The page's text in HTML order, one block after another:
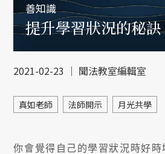
善知識
提升學習狀況的秘訣
2021-02-23 ｜ 聞法教室編輯室
真如老師 法師開示 月光共學
你會覺得自己的學習狀況時好